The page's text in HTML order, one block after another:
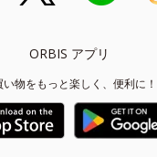
ORBIS アプリ
い物をもっと楽しく、便利に！